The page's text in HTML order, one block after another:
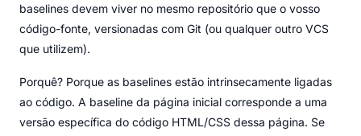
baselines devem viver no mesmo repositório que o vosso
código-fonte, versionadas com Git (ou qualquer outro VCS
que utilizem).
Porquê? Porque as baselines estão intrinsecamente ligadas
ao código. A baseline da página inicial corresponde a uma
versão específica do código HTML/CSS dessa página. Se